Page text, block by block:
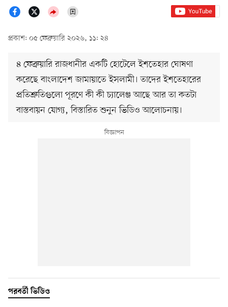
প্রকাশ: ০৫ ফেব্রুয়ারি ২০২৬, ১১: ২৪
৪ ফেব্রুয়ারি রাজধানীর একটি হোটেলে ইশতেহার ঘোষণা
করেছে বাংলাদেশ জামায়াতে ইসলামী। তাদের ইশতেহারের
প্রতিশ্রুতিগুলো পূরণে কী কী চ্যালেঞ্জ আছে আর তা কতটা
বাস্তবায়ন যোগ্য, বিস্তারিত শুনুন ভিডিও আলোচনায়।
পরবর্তী ভিডিও